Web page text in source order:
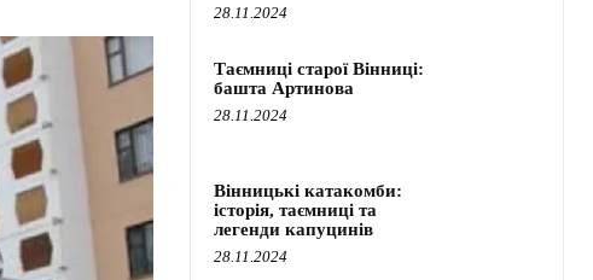
28.11.2024
Таємниці старої Вінниці:
башта Артинова
28.11.2024
Вінницькі катакомби:
історія, таємниці та
легенди капуцинів
28.11.2024